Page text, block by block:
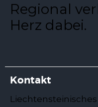
Regional
Herz dabei.
Kontakt